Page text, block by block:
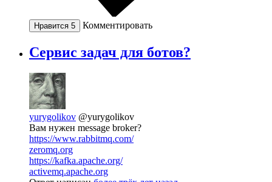
Нравится 5 Комментировать
Сервис задач для ботов?
yurygolikov @yurygolikov
Вам нужен message broker?
https://www.rabbitmq.com/
zeromq.org
https://kafka.apache.org/
activemq.apache.org